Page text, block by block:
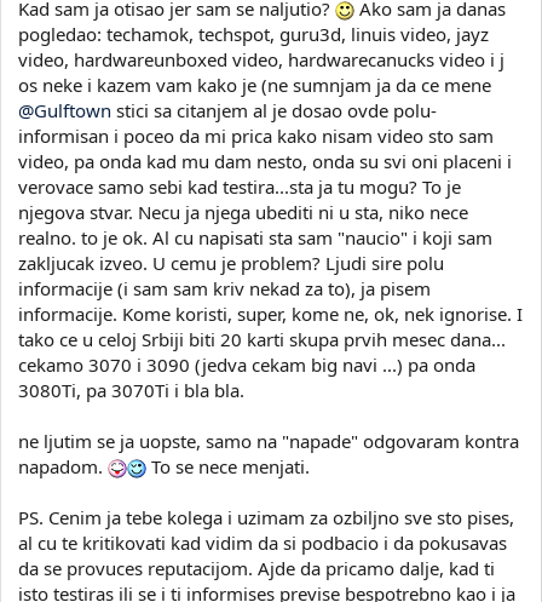
Kad sam ja otisao jer sam se naljutio?
Ako sam ja danas
pogledao: techamok, techspot, guru3d, linuis video, jayz
video, hardwareunboxed video, hardwarecanucks video i j
os neke i kazem vam kako je (ne sumnjam ja da ce mene
@Gulftown stici sa citanjem al je dosao ovde polu-
informisan i poceo da mi prica kako nisam video sto sam
video, pa onda kad mu dam nesto, onda su svi oni placeni i
verovace samo sebi kad testira...sta ja tu mogu? To je
njegova stvar. Necu ja njega ubediti ni u sta, niko nece
realno. to je ok. Al cu napisati sta sam "naucio" i koji sam
zakljucak izveo. U cemu je problem? Ljudi sire polu
informacije (i sam sam kriv nekad za to), ja pisem
informacije. Kome koristi, super, kome ne, ok, nek ignorise. I
tako ce u celoj Srbiji biti 20 karti skupa prvih mesec dana...
cekamo 3070 i 3090 (jedva cekam big navi ...) pa onda
3080Ti, pa 3070Ti i bla bla.
ne ljutim se ja uopste, samo na "napade" odgovaram kontra
napadom.
To se nece menjati.
PS. Cenim ja tebe kolega i uzimam za ozbiljno sve sto pises,
al cu te kritikovati kad vidim da si podbacio i da pokusavas
da se provuces reputacijom. Ajde da pricamo dalje, kad ti
isto testiras ili se i ti informises previse bespotrebno kao i ja